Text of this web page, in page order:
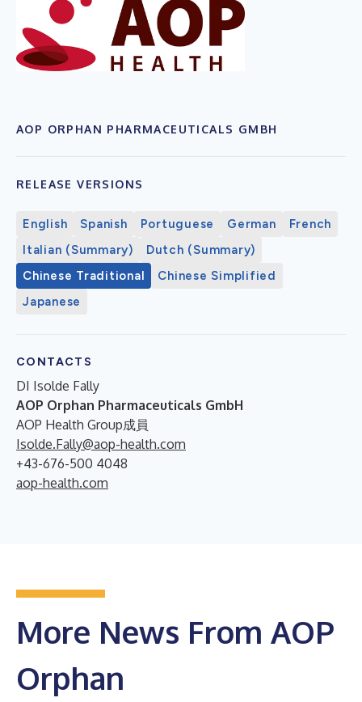
AOP ORPHAN PHARMACEUTICALS GMBH
RELEASE VERSIONS
English Spanish Portuguese German
French
Italian (Summary)
Dutch (Summary)
Chinese Traditional
Chinese Simplified
Japanese
CONTACTS
DI Isolde Fally
AOP Orphan Pharmaceuticals GmbH
AOP Health Group成員
Isolde.Fally@aop-health.com
+43-676-500 4048
aop-health.com
More News From AOP
Orphan